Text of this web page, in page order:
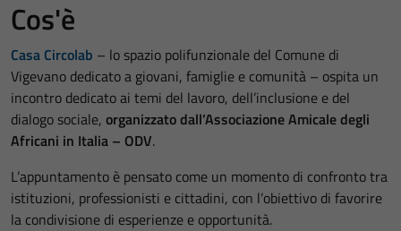
Cos'è
Casa Circolab – lo spazio polifunzionale del Comune di
Vigevano dedicato a giovani, famiglie e comunità – ospita un
incontro dedicato ai temi del lavoro, dell’inclusione e del
dialogo sociale, organizzato dall’Associazione Amicale degli
Africani in Italia – ODV.
L’appuntamento è pensato come un momento di confronto tra
istituzioni, professionisti e cittadini, con l’obiettivo di favorire
la condivisione di esperienze e opportunità.